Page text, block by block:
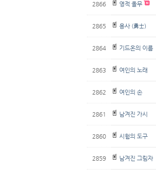
2866 영적 올무
2865 용사 (勇士)
2864 기드온의 이름
2863 여인의 노래
2862 여인의 손
2861 남겨진 가시
2860 시험의 도구
2859 남겨진 그림자